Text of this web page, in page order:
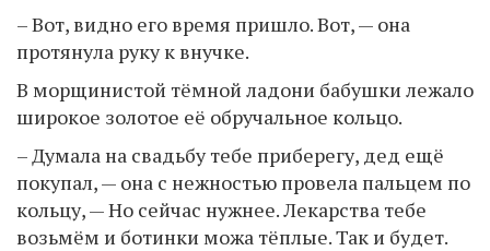
– Вот, видно его время пришло. Вот, — она
протянула руку к внучке.
В морщинистой тёмной ладони бабушки лежало
широкое золотое её обручальное кольцо.
– Думала на свадьбу тебе приберегу, дед ещё
покупал, — она с нежностью провела пальцем по
кольцу, — Но сейчас нужнее. Лекарства тебе
возьмём и ботинки можа тёплые. Так и будет.